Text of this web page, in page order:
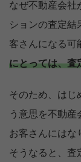
なぜ不動産会社
ションの査定結
客さんになる可
にとっては、査
そのため、はじ
う意思を不動産
お客さんにはな
そうなると、査